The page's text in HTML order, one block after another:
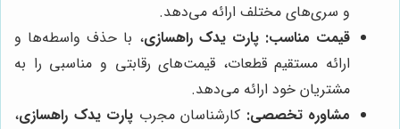
و سری‌های مختلف ارائه می‌دهد.
قیمت مناسب: پارت یدک راهسازی، با حذف واسطه‌ها و
ارائه مستقیم قطعات، قیمت‌های رقابتی و مناسبی را به
مشتریان خود ارائه می‌دهد.
مشاوره تخصصی: کارشناسان مجرب پارت یدک راهسازی،